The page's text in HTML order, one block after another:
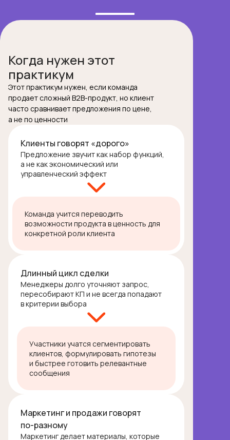
Когда нужен этот
практикум
Этот практикум нужен, если команда
продает сложный B2B-продукт, но клиент
часто сравнивает предложения по цене,
а не по ценности
Клиенты говорят «дорого»
Предложение звучит как набор функций,
а не как экономический или
управленческий эффект
Команда учится переводить
возможности продукта в ценность для
конкретной роли клиента
Длинный цикл сделки
Менеджеры долго уточняют запрос,
пересобирают КП и не всегда попадают
в критерии выбора
Участники учатся сегментировать
клиентов, формулировать гипотезы
и быстрее готовить релевантные
сообщения
Маркетинг и продажи говорят
по-разному
Маркетинг делает материалы, которые